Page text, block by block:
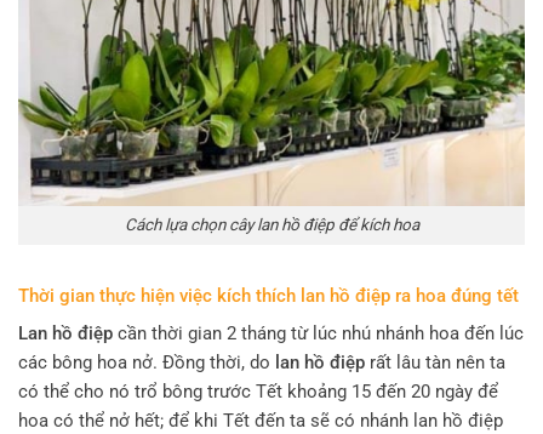
Cách lựa chọn cây lan hồ điệp để kích hoa
Thời gian thực hiện việc kích thích lan hồ điệp ra hoa đúng tết
Lan hồ điệp cần thời gian 2 tháng từ lúc nhú nhánh hoa đến lúc
các bông hoa nở. Đồng thời, do lan hồ điệp rất lâu tàn nên ta
có thể cho nó trổ bông trước Tết khoảng 15 đến 20 ngày để
hoa có thể nở hết; để khi Tết đến ta sẽ có nhánh lan hồ điệp